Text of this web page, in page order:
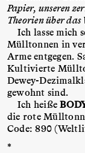
Papier, unseren
Theorien über
Ich lasse mich
Mülltonnen in
Arme entgegen.
Kultivierte
Dewey-
gewohnt sind.
Ich heiße
die rote
Code: 890
*